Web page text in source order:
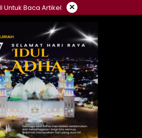
Untuk Baca Artikel ×